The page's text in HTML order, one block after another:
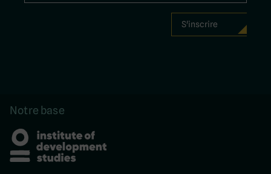
Notre base